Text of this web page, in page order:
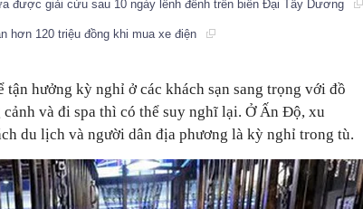
được giải cứu sau 10 ngày lênh đênh trên biển Đại Tây Dương
hơn 120 triệu đồng khi mua xe điện
hưởng kỳ nghỉ ở các khách sạn sang trọng với đồ
và đi spa thì có thể suy nghĩ lại. Ở Ấn Độ, xu
du lịch và người dân địa phương là kỳ nghỉ trong tù.